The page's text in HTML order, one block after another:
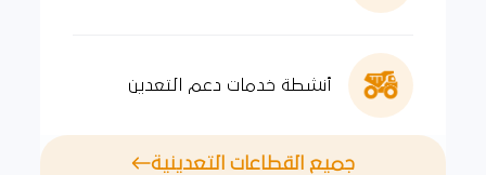
أنشطة خدمات دعم التعدين
جميع القطاعات التعدينية